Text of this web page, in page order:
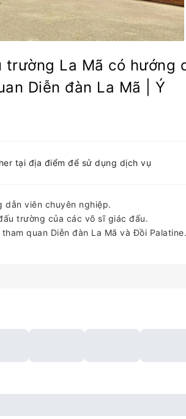
trường La Mã có hướng
Diễn đàn La Mã | Ý
tại địa điểm để sử dụng dịch vụ
dẫn viên chuyên nghiệp.
trường của các võ sĩ giác đấu.
quan Diễn đàn La Mã và Đồi Palatine.